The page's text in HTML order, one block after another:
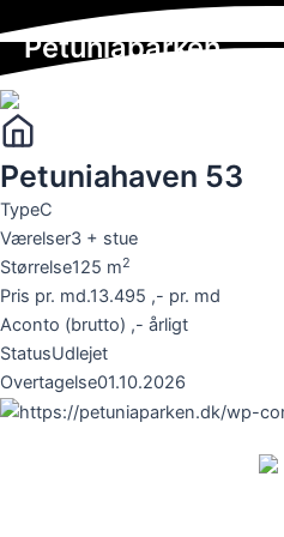
to
content
Petuniaparken
Petuniahaven 53
TypeC
Værelser3 + stue
Størrelse125 m2
Pris pr. md.13.495 ,- pr. md
Aconto (brutto) ,- årligt
StatusUdlejet
Overtagelse01.10.2026